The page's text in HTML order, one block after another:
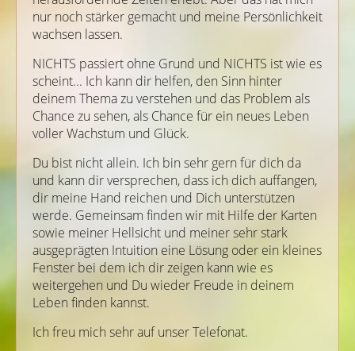
nur noch stärker gemacht und meine Persönlichkeit
wachsen lassen.
NICHTS passiert ohne Grund und NICHTS ist wie es
scheint... Ich kann dir helfen, den Sinn hinter
deinem Thema zu verstehen und das Problem als
Chance zu sehen, als Chance für ein neues Leben
voller Wachstum und Glück.
Du bist nicht allein. Ich bin sehr gern für dich da
und kann dir versprechen, dass ich dich auffangen,
dir meine Hand reichen und Dich unterstützen
werde. Gemeinsam finden wir mit Hilfe der Karten
sowie meiner Hellsicht und meiner sehr stark
ausgeprägten Intuition eine Lösung oder ein kleines
Fenster bei dem ich dir zeigen kann wie es
weitergehen und Du wieder Freude in deinem
Leben finden kannst.
Ich freu mich sehr auf unser Telefonat.